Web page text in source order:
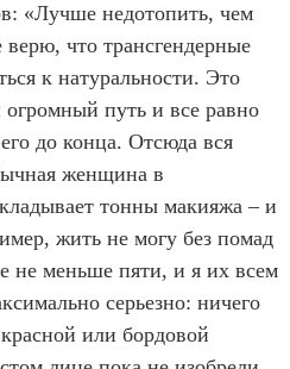
«Лучше недотопить, чем
что трансгендерные
к натуральности. Это
путь и все равно
до конца. Отсюда вся
женщина в
тонны макияжа – и
жить не могу без помад
не меньше пяти, и я их всем
серьезно: ничего
или бордовой